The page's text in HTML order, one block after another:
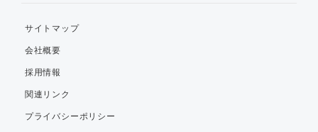
サイトマップ
会社概要
採用情報
関連リンク
プライバシーポリシー